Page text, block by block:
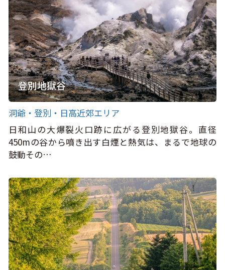
登別地獄谷
洞爺・登別・日高近郊エリア
日和山の大爆裂火口跡に広がる登別地獄谷。直径
450mの谷から噴き出す白煙と熱気は、まるで地球の
鼓動その…